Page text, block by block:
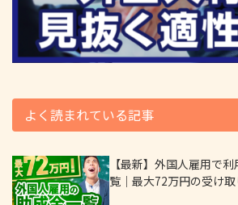
よく読まれている記事
【最新】外国人雇用で
覧｜最大72万円の受け